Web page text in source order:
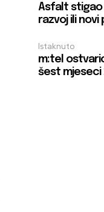
Asfalt stigao
razvoj ili novi
Istaknuto
m:tel
šest mjeseci